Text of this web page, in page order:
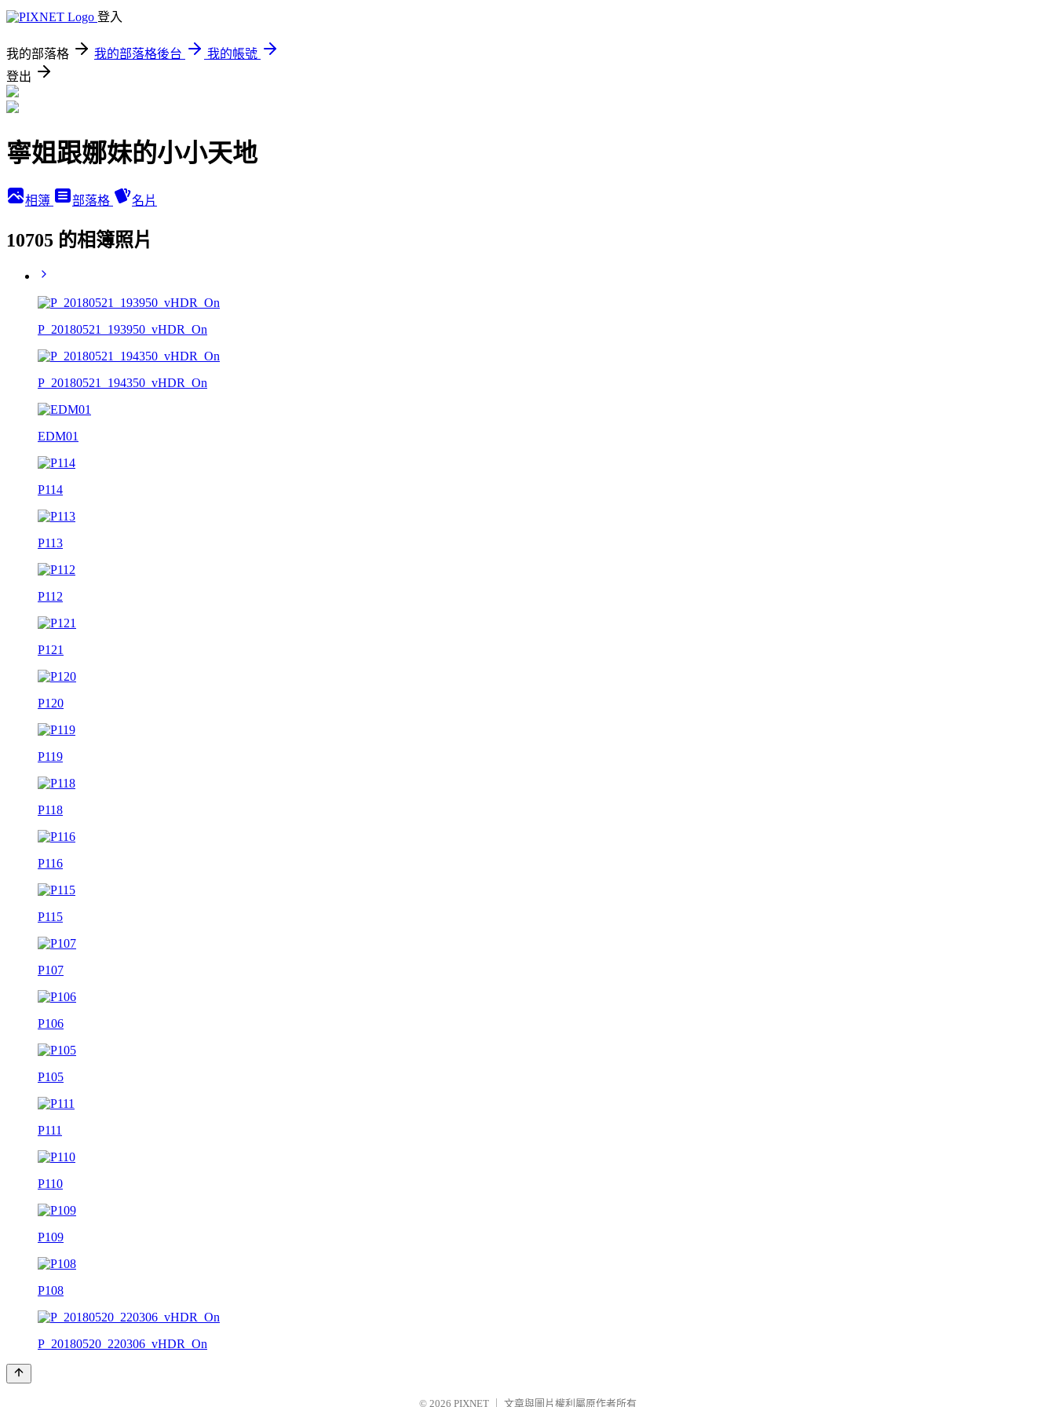
登入
我的部落格 我的部落格後台
我的帳號
登出
寧姐跟娜妹的小小天地
相簿 部落格 名片
10705 的相簿照片
P_20180521_193950_vHDR_On
P_20180521_194350_vHDR_On
EDM01
P114
P113
P112
P121
P120
P119
P118
P116
P115
P107
P106
P105
P111
P110
P109
P108
P_20180520_220306_vHDR_On
© 2026 PIXNET 文章與圖片權利屬原作者所有